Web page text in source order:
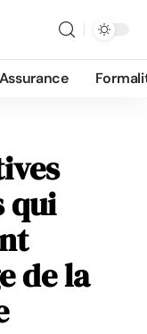
Assurance
qui
de la